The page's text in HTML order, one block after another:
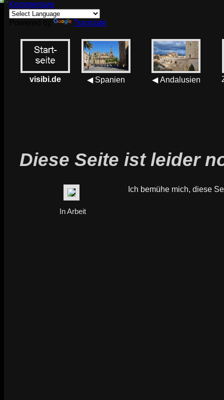
Kommentare
Translate
visibi.de ◀ Spanien ◀ Andalusien
Diese Seite ist leider
In Arbeit
Ich bemühe mich, diese